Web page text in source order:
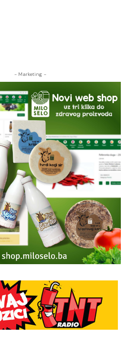
- Marketing -